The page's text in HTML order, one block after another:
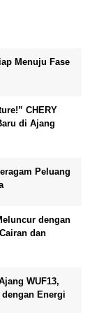
Menuju Fase
CHERY
di Ajang
Peluang
dengan
dan
WUF13,
Energi